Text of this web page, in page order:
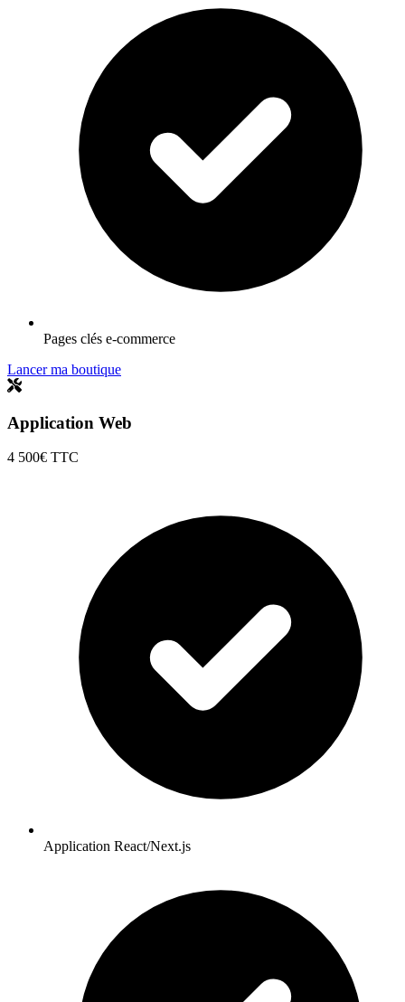
Pages clés e-commerce
Lancer ma boutique
Application Web
4 500€ TTC
Application React/Next.js